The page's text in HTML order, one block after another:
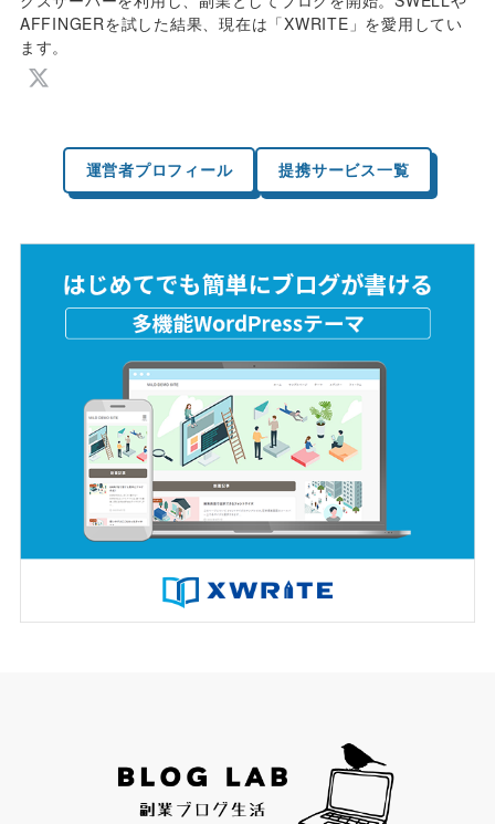
AFFINGERを試した結果、現在は「XWRITE」を愛用してい
ます。
運営者プロフィール 提携サービス一覧